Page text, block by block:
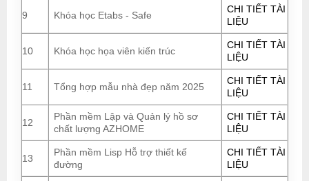
9 Khóa học Etabs - Safe
CHI TIẾT TÀI
LIỆU
10 Khóa học họa viên kiến trúc
CHI TIẾT TÀI
LIỆU
11 Tổng hợp mẫu nhà đẹp năm 2025
CHI TIẾT TÀI
LIỆU
12
Phần mềm Lập và Quản lý hồ sơ
chất lượng AZHOME
CHI TIẾT TÀI
LIỆU
13
Phần mềm Lisp Hỗ trợ thiết kế
đường
CHI TIẾT TÀI
LIỆU